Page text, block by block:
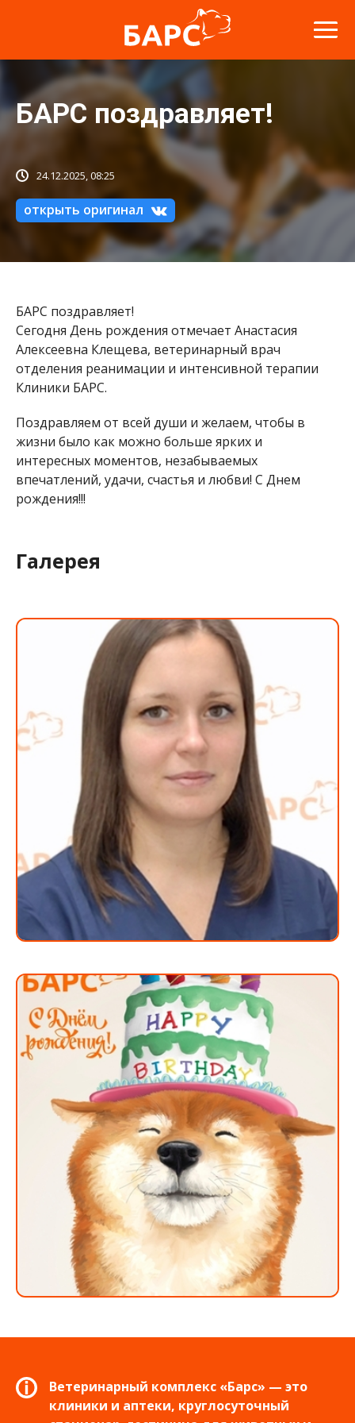
БАРС поздравляет!
24.12.2025, 08:25
открыть оригинал
БАРС поздравляет!
Сегодня День рождения отмечает Анастасия
Алексеевна Клещева, ветеринарный врач
отделения реанимации и интенсивной терапии
Клиники БАРС.
Поздравляем от всей души и желаем, чтобы в
жизни было как можно больше ярких и
интересных моментов, незабываемых
впечатлений, удачи, счастья и любви! С Днем
рождения!!!
Галерея
Ветеринарный комплекс «Барс» — это
клиники и аптеки, круглосуточный